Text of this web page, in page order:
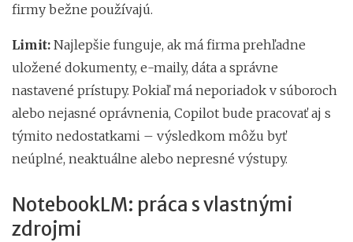
firmy bežne používajú.
Limit: Najlepšie funguje, ak má firma prehľadne
uložené dokumenty, e-maily, dáta a správne
nastavené prístupy. Pokiaľ má neporiadok v súboroch
alebo nejasné oprávnenia, Copilot bude pracovať aj s
týmito nedostatkami – výsledkom môžu byť
neúplné, neaktuálne alebo nepresné výstupy.
NotebookLM: práca s vlastnými
zdrojmi